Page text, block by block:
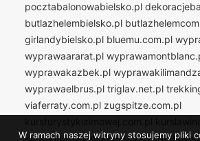
pocztabalonowabielsko.pl
butlazhelembielsko.pl
girlandybielsko.pl bluemu.com.pl
wyprawaararat.pl
wyprawakazbek.pl
wyprawaelbrus.pl triglav.net.pl
viaferraty.com.pl zugspitze.com.pl
kursskiturowy.pl
W ramach naszej witryny stosujemy pliki